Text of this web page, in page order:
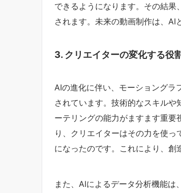
できるようになります。その結
されます。未来の動画制作は、AI
3. クリエイターの変化する役
AIの進化に伴い、モーショングラ
されています。技術的なスキルや
ーテリングの能力がますます重
り、クリエイターはその力を使
になったのです。これにより、創
また、AIによるデータ分析機能